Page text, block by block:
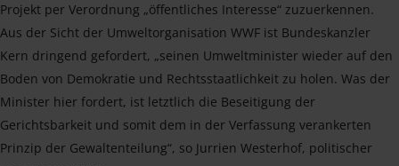
Projekt per Verordnung „öffentliches Interesse“ zuzuerkennen.
Aus der Sicht der Umweltorganisation WWF ist Bundeskanzler
Kern dringend gefordert, „seinen Umweltminister wieder auf den
Boden von Demokratie und Rechtsstaatlichkeit zu holen. Was der
Minister hier fordert, ist letztlich die Beseitigung der
Gerichtsbarkeit und somit dem in der Verfassung verankerten
Prinzip der Gewaltenteilung“, so Jurrien Westerhof, politischer